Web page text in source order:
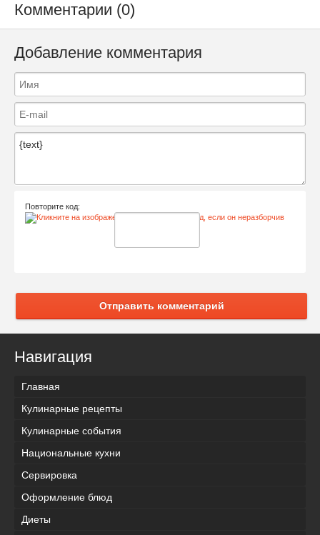
Комментарии (0)
Добавление комментария
Повторите код:
Отправить комментарий
Навигация
Главная
Кулинарные рецепты
Кулинарные события
Национальные кухни
Сервировка
Оформление блюд
Диеты